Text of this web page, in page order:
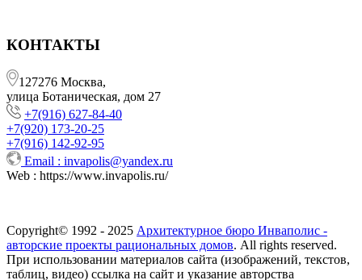
КОНТАКТЫ
127276 Москва,
улица Ботаническая, дом 27
+7(916) 627-84-40
+7(920) 173-20-25
+7(916) 142-92-95
Email : invapolis@yandex.ru
Web : https://www.invapolis.ru/
Copyright© 1992 - 2025 Архитектурное бюро Инваполис -
авторские проекты рациональных домов. All rights reserved.
При использовании материалов сайта (изображений, текстов,
таблиц, видео) ссылка на сайт и указание авторства